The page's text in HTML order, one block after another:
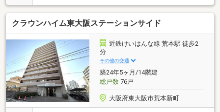
リフォーム：2022年5月 洗面台、ユニットバス新品
交換歴あり◇立地・玉美小学校まで徒歩約4分・若江
中学校まで徒歩約17分◆◇弊社が選ばれる理由◆◇
１．お金の扱い方のプロ、ファイナンシャルプランナ
ーが資金計画をサポート！２．買い替えなどにも対応
できる売却専門チームあり３．たくさんの銀行と繋が
りがあるため、最も低金利になるように審査が可能！
４．物件のお引渡し後に必要になったお家のリフォー
ムも弊社のリフォームプランナーがご提案！
クラウンハイム東大阪ステーションサイド
近鉄けいはんな線 荒本駅 徒歩2
分
その他の交通
築24年5ヶ月/14階建
総戸数76戸
大阪府東大阪市荒本新町